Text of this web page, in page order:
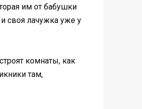
им от бабушки
своя лачужка уже у
комнаты, как
там,